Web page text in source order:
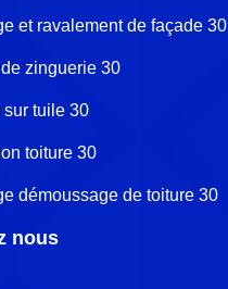
et ravalement de façade 30
zinguerie 30
sur tuile 30
toiture 30
démoussage de toiture 30
nous